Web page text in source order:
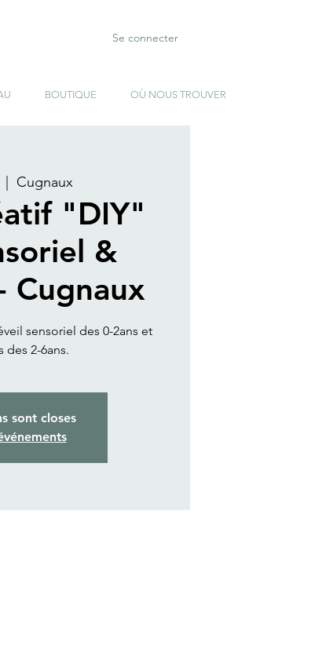
Se connecter
BOUTIQUE OÙ NOUS TROUVER
|
Cugnaux
"DIY"
&
Cugnaux
sensoriel des 0-2ans et
sont closes